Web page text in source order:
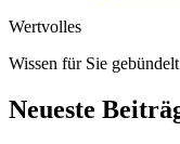
Wertvolles
Wissen für Sie gebündelt
Neueste